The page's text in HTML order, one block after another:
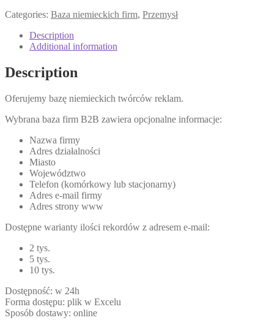
Categories: Baza niemieckich firm, Przemysł
Description
Additional information
Description
Oferujemy bazę niemieckich twórców reklam.
Wybrana baza firm B2B zawiera opcjonalne informacje:
Nazwa firmy
Adres działalności
Miasto
Województwo
Telefon (komórkowy lub stacjonarny)
Adres e-mail firmy
Adres strony www
Dostępne warianty ilości rekordów z adresem e-mail:
2 tys.
5 tys.
10 tys.
Dostępność: w 24h
Forma dostępu: plik w Excelu
Sposób dostawy: online